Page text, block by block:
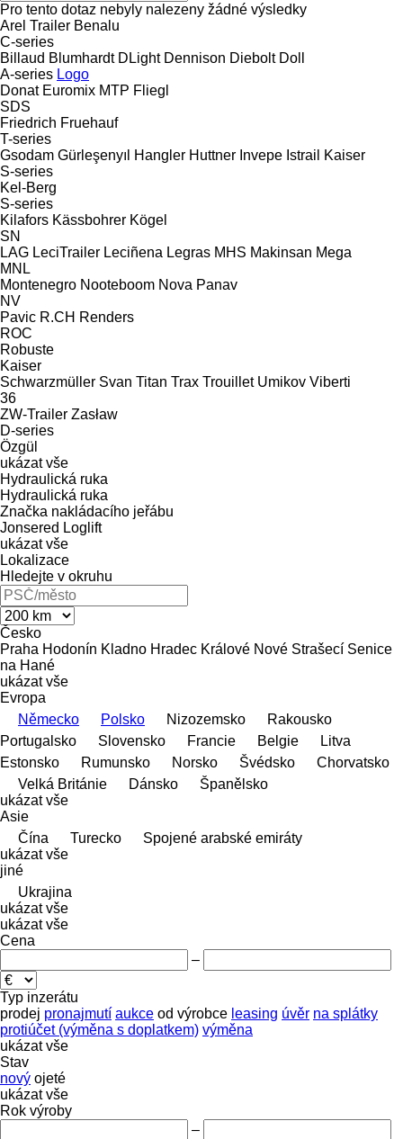
Pro tento dotaz nebyly nalezeny žádné výsledky
Arel Trailer Benalu
C-series
Billaud Blumhardt DLight Dennison Diebolt Doll
A-series Logo
Donat Euromix MTP Fliegl
SDS
Friedrich Fruehauf
T-series
Gsodam Gürleşenyıl Hangler Huttner Invepe Istrail
Kaiser
S-series
Kel-Berg
S-series
Kilafors Kässbohrer Kögel
SN
LAG LeciTrailer Leciñena Legras MHS Makinsan Mega
MNL
Montenegro Nooteboom Nova Panav
NV
Pavic R.CH Renders
ROC
Robuste
Kaiser
Schwarzmüller Svan Titan Trax Trouillet Umikov Viberti
36
ZW-Trailer Zasław
D-series
Özgül
ukázat vše
Hydraulická ruka
Hydraulická ruka
Značka nakládacího jeřábu
Jonsered Loglift
ukázat vše
Lokalizace
Hledejte v okruhu
Česko
Praha Hodonín Kladno Hradec Králové Nové Strašecí Senice
na Hané
ukázat vše
Evropa
Německo
Polsko Nizozemsko
Rakousko
Portugalsko
Slovensko Francie Belgie
Litva
Estonsko
Rumunsko Norsko Švédsko
Chorvatsko
Velká Británie
Dánsko
Španělsko
ukázat vše
Asie
Čína
Turecko
Spojené arabské emiráty
ukázat vše
jiné
Ukrajina
ukázat vše
ukázat vše
Cena
–
Typ inzerátu
prodej pronajmutí aukce od výrobce leasing úvěr na splátky
protiúčet (výměna s doplatkem) výměna
ukázat vše
Stav
nový ojeté
ukázat vše
Rok výroby
–